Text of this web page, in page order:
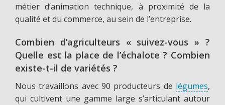
métier d’animation technique, à proximité de la
qualité et du commerce, au sein de l’entreprise.
Combien d’agriculteurs « suivez-vous » ?
Quelle est la place de l’échalote ? Combien
existe-t-il de variétés ?
Nous travaillons avec 90 producteurs de légumes,
qui cultivent une gamme large s’articulant autour